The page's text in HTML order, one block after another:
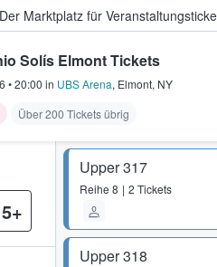
Der Marktplatz für
Fans Tickets kaufen
Solís Elmont Tickets
•20:00 in UBS Arena, Elmont, NY
Über 200 Tickets übrig
Upper 317
Reihe 8 2 Tickets
Upper 318
5+